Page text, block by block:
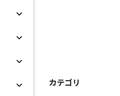
カテゴリ